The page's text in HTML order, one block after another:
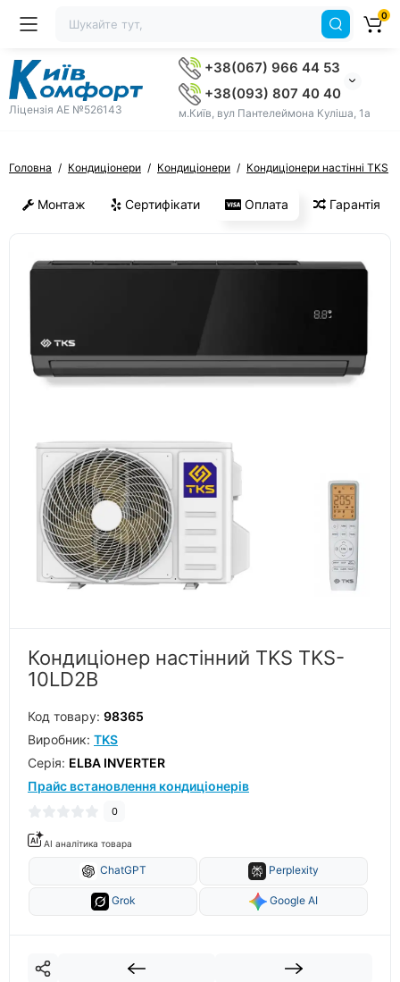
Ліцензія AE №526143
+38(067) 966 44 53
+38(093) 807 40 40
м.Київ, вул Пантелеймона Куліша, 1а
0
Головна Кондиціонери Кондиціонери Кондиціонери настінні TKS
Монтаж Сертифікати Оплата Гарантія
Кондиціонер настінний TKS TKS-
10LD2B
Код товару: 98365
Виробник: TKS
Серiя: ELBA INVERTER
Прайс встановлення кондиціонерів
0
AI аналітика товара
ChatGPT Perplexity
Grok Google AI